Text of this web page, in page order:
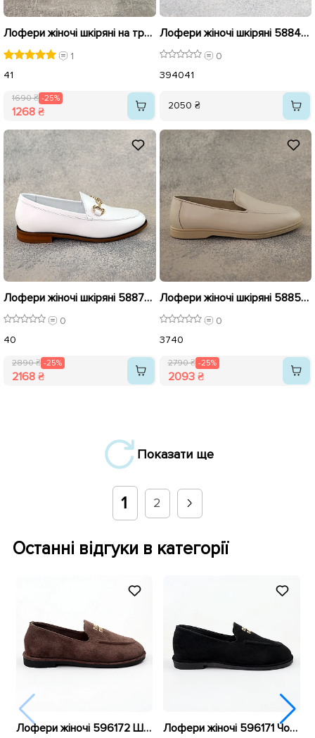
Лофери жіночі шкіряні на тракторній підошві 588239 Молочні розпродаж
1
41
1690 ₴ -25%
1268 ₴
Лофери жіночі шкіряні 588419 Чорні
0
394041
2050 ₴
Лофери жіночі шкіряні 588786 Білі розпродаж
0
40
2890 ₴ -25%
2168 ₴
Лофери жіночі шкіряні 588505 Молочні розпродаж
0
3740
2790 ₴ -25%
2093 ₴
Показати ще
1 2
Останні відгуки в категорії
Лофери жіночі 596172 Шоколад Лофери жіночі 596171 Чорні